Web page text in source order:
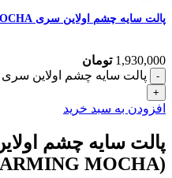
پالت سایه چشم اولاین سری CHARMING MOCHA
1,930,000 تومان
پالت سایه چشم اولاین سری CHARMING MOCHA عدد
افزودن به سبد خرید
(CHARMING MOCHA):